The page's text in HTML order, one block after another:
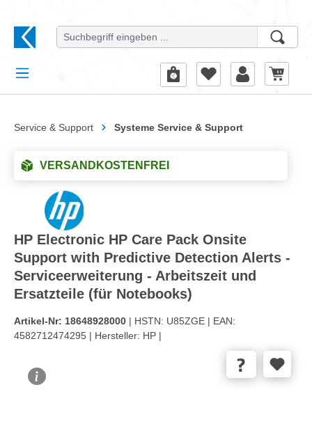
Service & Support Systeme Service & Support
VERSANDKOSTENFREI
HP Electronic HP Care Pack Onsite
Support with Predictive Detection Alerts -
Serviceerweiterung - Arbeitszeit und
Ersatzteile (für Notebooks)
Artikel-Nr: 18648928000 | HSTN: U85ZGE | EAN:
4582712474295 | Hersteller: HP |